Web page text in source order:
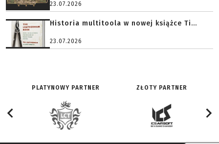
23.07.2026
Historia multitoola w nowej książce Ti...
23.07.2026
PLATYNOWY PARTNER ZŁOTY PARTNER